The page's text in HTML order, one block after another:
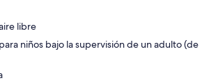
libre
niños bajo la supervisión de un adulto (de